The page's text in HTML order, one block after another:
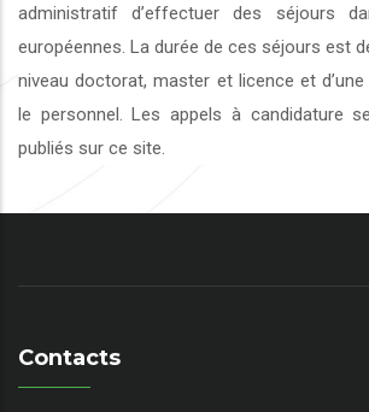
administratif d’effectuer des séjours
européennes. La durée de ces séjours est
niveau doctorat, master et licence et
le personnel. Les appels à candidature
publiés sur ce site.
Contacts